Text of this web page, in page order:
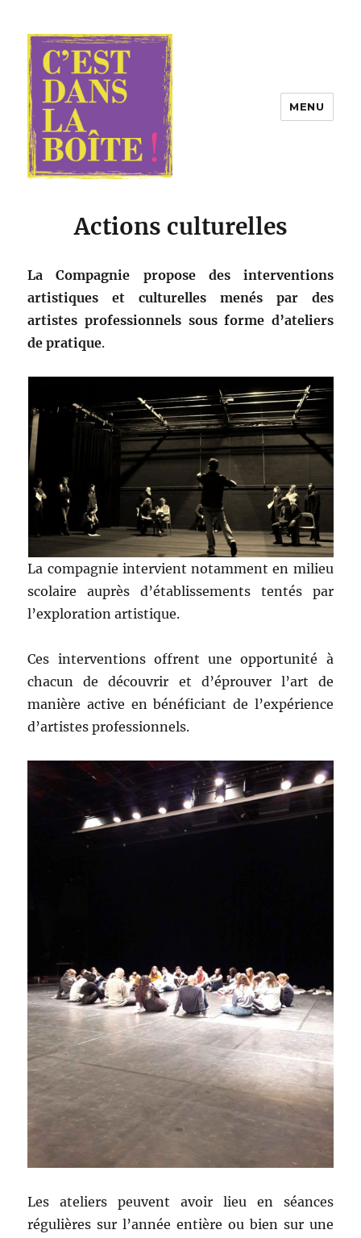
MENU
Actions culturelles
La Compagnie propose des interventions
artistiques et culturelles menés par des
artistes professionnelssous forme d’ateliers
de pratique.
La compagnie intervient notamment en milieu
scolaire auprès d’établissements tentés par
l’exploration artistique.
Ces interventions offrent une opportunité à
chacun de découvrir et d’éprouver l’art de
manière active en bénéficiant de l’expérience
d’artistes professionnels.
Les ateliers peuvent avoir lieu en séances
régulières sur l’année entière ou bien sur une